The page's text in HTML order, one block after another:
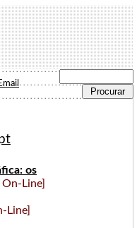
os
On-Line]
Line]